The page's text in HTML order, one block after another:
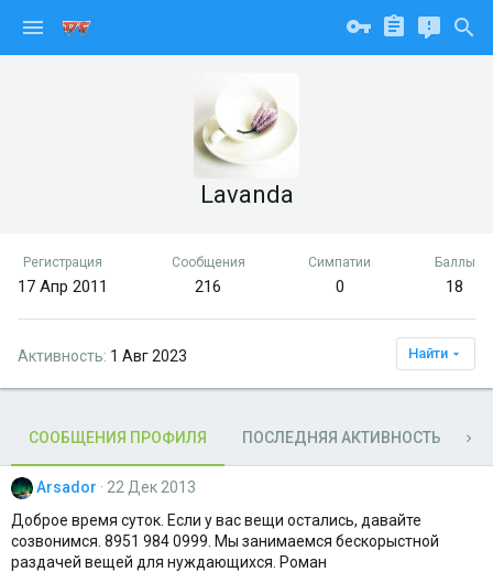
Lavanda
Регистрация
17 Апр 2011
Сообщения
216
Симпатии
0
Баллы
18
Активность 1 Авг 2023 Найти
СООБЩЕНИЯ ПРОФИЛЯ ПОСЛЕДНЯЯ АКТИВНОСТЬ
Arsador
22 Дек 2013
Доброе время суток. Если у вас вещи остались, давайте
созвонимся. 8951 984 0999. Мы занимаемся бескорыстной
раздачей вещей для нуждающихся. Роман